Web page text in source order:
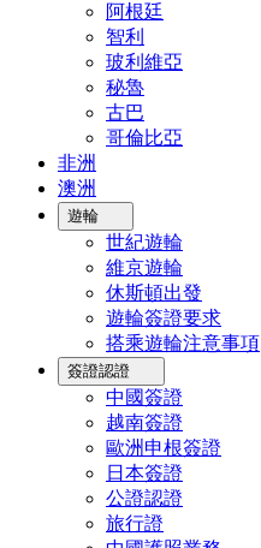
阿根廷
智利
玻利維亞
秘魯
古巴
哥倫比亞
非洲
澳洲
遊輪
世紀遊輪
維京遊輪
休斯頓出發
遊輪簽證要求
搭乘遊輪注意事項
簽證認證
中國簽證
越南簽證
歐洲申根簽證
日本簽證
公證認證
旅行證